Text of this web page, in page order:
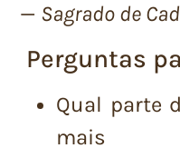
— Sagrado de
Perguntas
Qual parte
mais